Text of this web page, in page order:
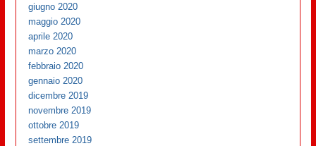
giugno 2020
maggio 2020
aprile 2020
marzo 2020
febbraio 2020
gennaio 2020
dicembre 2019
novembre 2019
ottobre 2019
settembre 2019